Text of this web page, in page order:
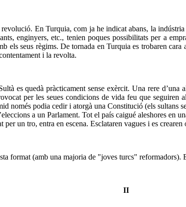
En Turquia, com ja he indicat abans, la
enginyers, etc., tenien poques possibilitats per a
els seus règims. De tornada en Turquia es trobaren
i la revolta.
es quedà pràcticament sense exèrcit. Una rere
per les seues condicions de vida feu que seguiren
només podia cedir i atorgà una Constitució (els sultans
a un Parlament. Tot el país caigué aleshores en
un tro, entra en escena. Esclataren vagues i es
format (amb una majoria de "joves turcs"
II